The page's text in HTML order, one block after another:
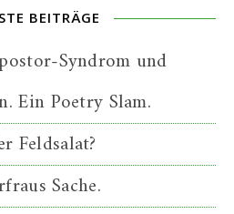
BEITRÄGE
Syndrom und
Ein Poetry Slam.
Feldsalat?
Sache.